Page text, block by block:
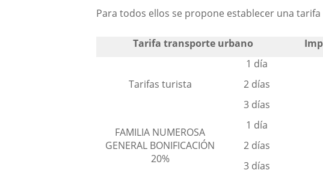
Para todos ellos se propone establecer una
Tarifa transporte urbano
Tarifas turista
1 día
2 días
3 días
FAMILIA NUMEROSA
GENERAL BONIFICACIÓN
20%
1 día
2 días
3 días